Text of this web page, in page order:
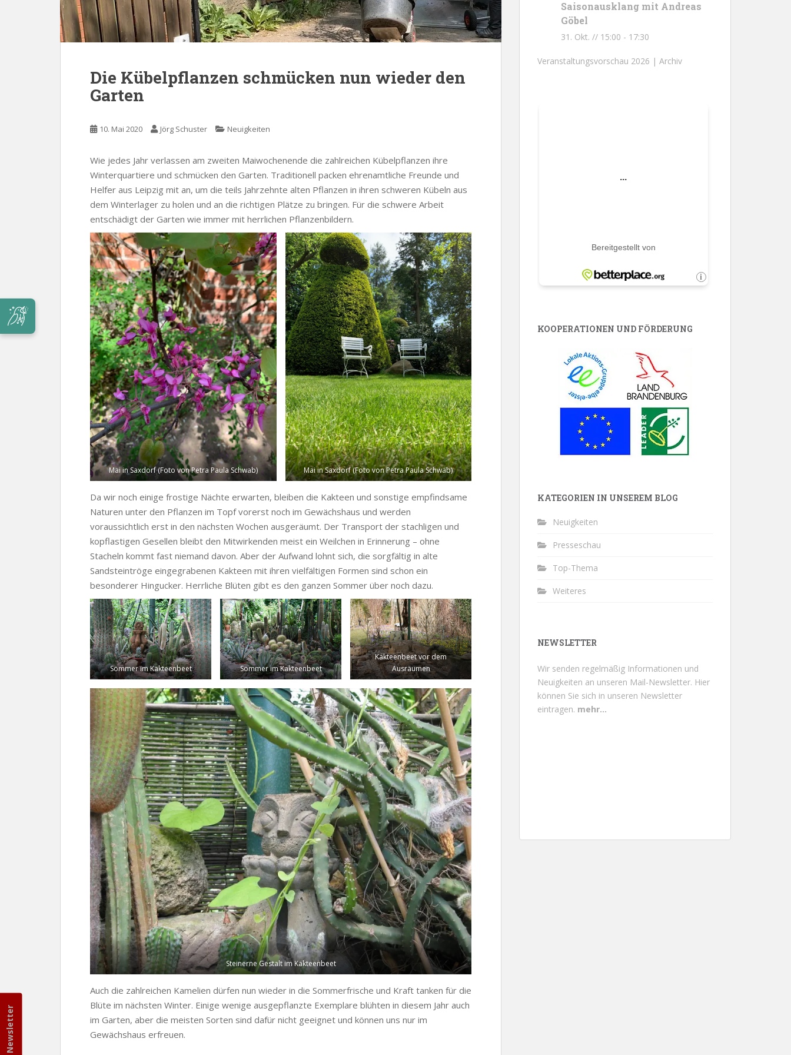
Die Kübelpflanzen schmücken nun wieder den
Garten
10. Mai 2020 Jörg Schuster Neuigkeiten
Wie jedes Jahr verlassen am zweiten Maiwochenende die zahlreichen Kübelpflanzen ihre
Winterquartiere und schmücken den Garten. Traditionell packen ehrenamtliche Freunde und
Helfer aus Leipzig mit an, um die teils Jahrzehnte alten Pflanzen in ihren schweren Kübeln aus
dem Winterlager zu holen und an die richtigen Plätze zu bringen. Für die schwere Arbeit
entschädigt der Garten wie immer mit herrlichen Pflanzenbildern.
Mai in Saxdorf (Foto von Petra Paula Schwab) Mai in Saxdorf (Foto von Petra Paula Schwab)
Da wir noch einige frostige Nächte erwarten, bleiben die Kakteen und sonstige empfindsame
Naturen unter den Pflanzen im Topf vorerst noch im Gewächshaus und werden
voraussichtlich erst in den nächsten Wochen ausgeräumt. Der Transport der stachligen und
kopflastigen Gesellen bleibt den Mitwirkenden meist ein Weilchen in Erinnerung – ohne
Stacheln kommt fast niemand davon. Aber der Aufwand lohnt sich, die sorgfältig in alte
Sandsteintröge eingegrabenen Kakteen mit ihren vielfältigen Formen sind schon ein
besonderer Hingucker. Herrliche Blüten gibt es den ganzen Sommer über noch dazu.
Sommer im Kakteenbeet Sommer im Kakteenbeet
Kakteenbeet vor dem
Ausräumen
Steinerne Gestalt im Kakteenbeet
Auch die zahlreichen Kamelien dürfen nun wieder in die Sommerfrische und Kraft tanken für die
Blüte im nächsten Winter. Einige wenige ausgepflanzte Exemplare blühten in diesem Jahr auch
im Garten, aber die meisten Sorten sind dafür nicht geeignet und können uns nur im
Gewächshaus erfreuen.
Saisonausklang mit Andreas
Göbel
31. Okt. // 15:00 - 17:30
Veranstaltungsvorschau 2026 | Archiv
KOOPERATIONEN UND FÖRDERUNG
KATEGORIEN IN UNSEREM BLOG
Neuigkeiten
Presseschau
Top-Thema
Weiteres
NEWSLETTER
Newsletter
Wir senden regelmäßig Informationen und
Neuigkeiten an unseren Mail-Newsletter. Hier
können Sie sich in unseren Newsletter
eintragen. mehr...